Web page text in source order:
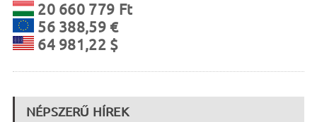
20 660 779 Ft
56 388,59 €
64 981,22 $
NÉPSZERŰ HÍREK